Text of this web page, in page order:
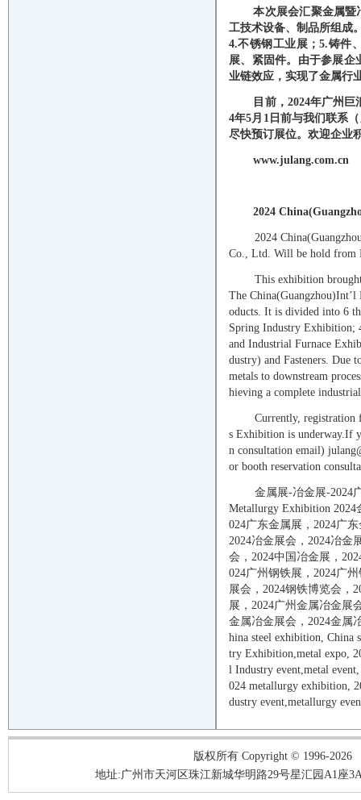
本次展会汇聚金属暨
工技术设备、制品所组成
4.不锈钢工业展；5.铸件
展、紧固件。由于参展企
业链效应，实现了金属行
目前， 2024年广州巨
4年5月 1日前与我们联系
尽快预订展位。欢迎企业
www.julang.com.cn
2024
2024 China(
Co., Ltd. Will be hold from
This exhibition
The China(Guangzhou)Int’l
oducts. It is divided into 6
Spring Industry Exhibition;
and Industrial Furnace
dustry) and Fasteners. Due
metals to downstream
hieving a complete
Currently,
s Exhibition is underway.If
n consultation email)
or booth reservation
金属展-冶金展-2024
Metallurgy Exhibition 2024
024广东金属展， 2024广
2024冶金展会， 2024冶金
会， 2024中国冶金展， 202
024广州钢铁展， 2024广
展会， 2024钢铁博览会，
展， 2024广州金属冶金展
金属冶金展会， 2024金属
hina steel exhibition, China
try Exhibition,metal expo,
l Industry event,metal event
024 metallurgy exhibition,
dustry event,metallurgy e
版权所有 Copyright © 1996-2026
地址:广州市天河区珠江新城华明路29号星汇园A1座